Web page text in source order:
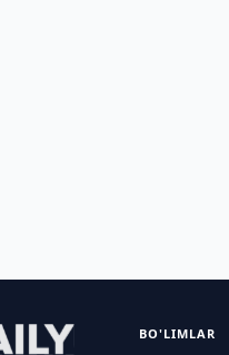
BO'LIMLAR